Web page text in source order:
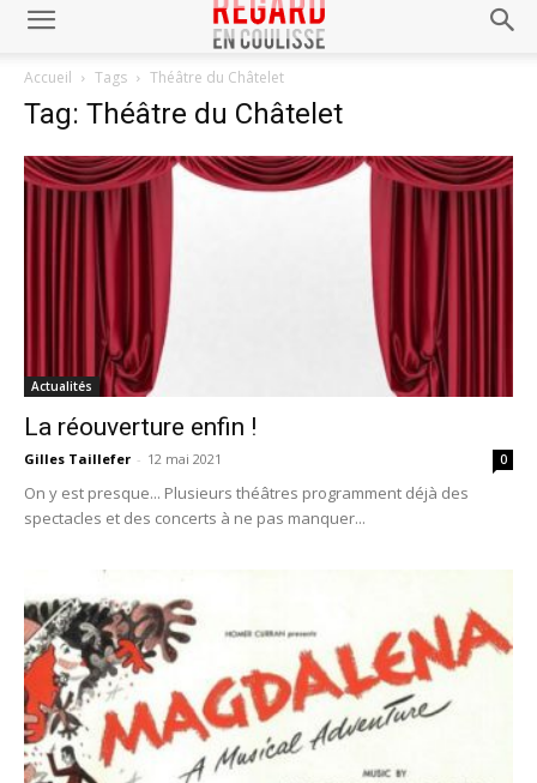
Accueil Tags Théâtre du Châtelet
Tag: Théâtre du Châtelet
Actualités
La réouverture enfin !
Gilles Taillefer - 12 mai 2021 0
On y est presque... Plusieurs théâtres programment déjà des
spectacles et des concerts à ne pas manquer...